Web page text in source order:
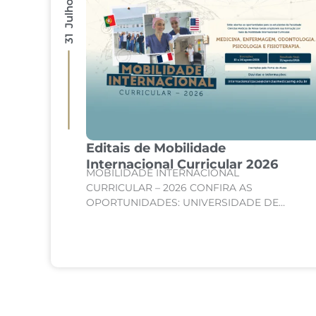
Editais de Mobilidade
Internacional Curricular 2026
MOBILIDADE INTERNACIONAL
CURRICULAR – 2026 CONFIRA AS
OPORTUNIDADES: UNIVERSIDADE DE